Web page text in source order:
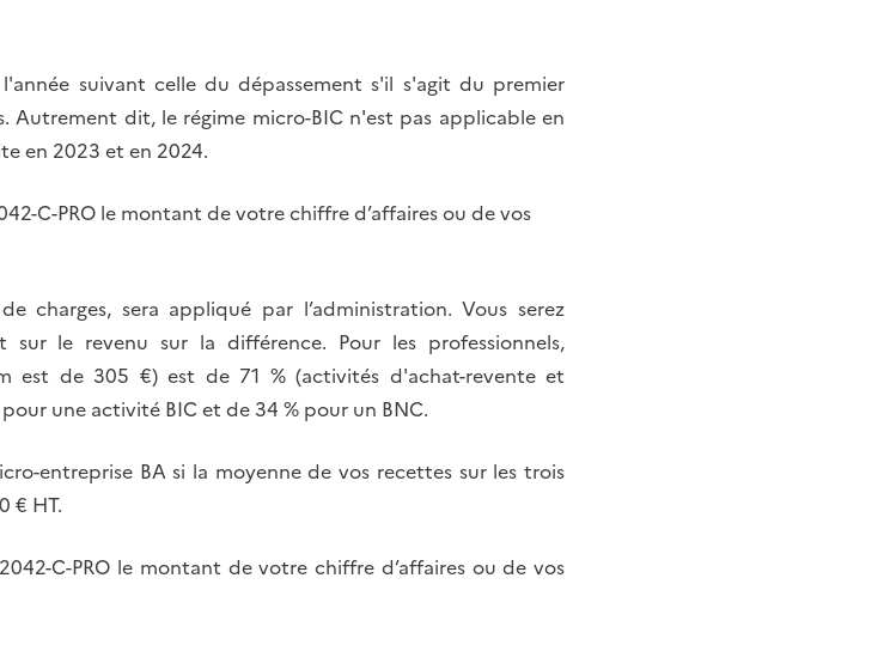
suivant celle du dépassement s'il s'agit du premier
Autrement dit, le régime micro-BIC n'est pas applicable en
en 2023 et en 2024.
C-PRO le montant de votre chiffre d’affaires ou de vos
charges, sera appliqué par l’administration. Vous serez
sur le revenu sur la différence. Pour les professionnels,
est de 305 €) est de 71 % (activités d'achat-revente et
une activité BIC et de 34 % pour un BNC.
entreprise BA si la moyenne de vos recettes sur les trois
€ HT.
C-PRO le montant de votre chiffre d’affaires ou de vos